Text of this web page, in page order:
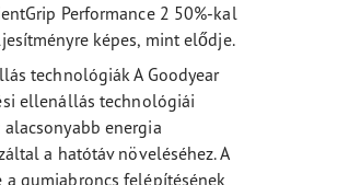
Performance 2 50%-kal
képes, mint elődje.
technológiák A Goodyear
ellenállás technológiái
energia
a hatótáv növeléséhez. A
a gumiabroncs felépítésének